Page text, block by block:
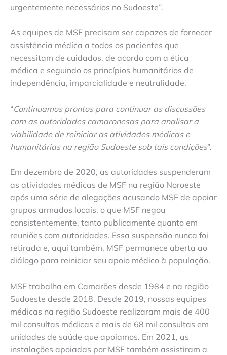
urgentemente necessários no Sudoeste”.
As equipes de MSF precisam ser capazes de fornecer
assistência médica a todos os pacientes que
necessitam de cuidados, de acordo com a ética
médica e seguindo os princípios humanitários de
independência, imparcialidade e neutralidade.
“Continuamos prontos para continuar as discussões
com as autoridades camaronesas para analisar a
viabilidade de reiniciar as atividades médicas e
humanitárias na região Sudoeste sob tais condições”.
Em dezembro de 2020, as autoridades suspenderam
as atividades médicas de MSF na região Noroeste
após uma série de alegações acusando MSF de apoiar
grupos armados locais, o que MSF negou
consistentemente, tanto publicamente quanto em
reuniões com autoridades. Essa suspensão nunca foi
retirada e, aqui também, MSF permanece aberta ao
diálogo para reiniciar seu apoio médico à população.
MSF trabalha em Camarões desde 1984 e na região
Sudoeste desde 2018. Desde 2019, nossas equipes
médicas na região Sudoeste realizaram mais de 400
mil consultas médicas e mais de 68 mil consultas em
unidades de saúde que apoiamos. Em 2021, as
instalações apoiadas por MSF também assistiram a